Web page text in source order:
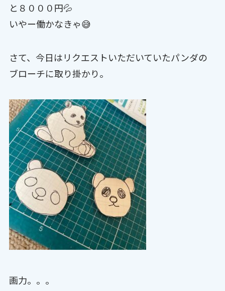
と８０００円💦
いやー働かなきゃ😅
さて、今日はリクエストいただいていたパンダの
ブローチに取り掛かり。
画力。。。